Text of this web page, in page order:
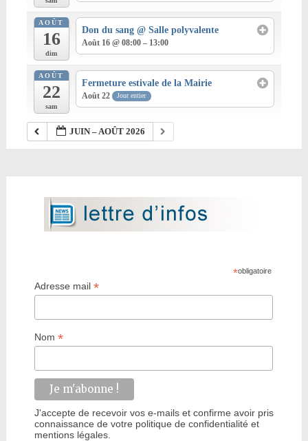
AOÛT
16
dim
Don du sang@ Salle polyvalente
Août 16 @ 08:00 – 13:00
AOÛT
22
sam
Fermeture estivale de la Mairie
Août 22 Jour entier
JUIN – AOÛT 2026
*obligatoire
Adresse mail*
Nom*
J'accepte de recevoir vos e-mails et confirme avoir pris
connaissance de votre politique de confidentialité et
mentions légales.